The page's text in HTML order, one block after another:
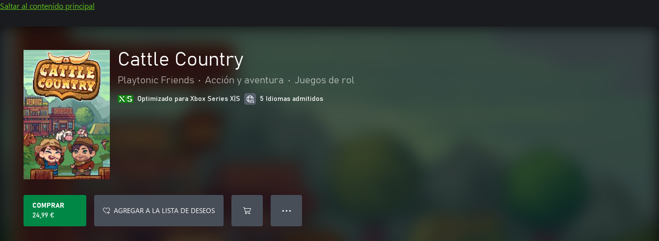
Saltar al contenido principal
Cattle Country
Playtonic Friends • Acción y aventura • Juegos de rol
Optimizado para Xbox Series X|S 5 Idiomas admitidos
COMPRAR
24,99 €
AGREGAR A LA LISTA DE DESEOS ● ● ●